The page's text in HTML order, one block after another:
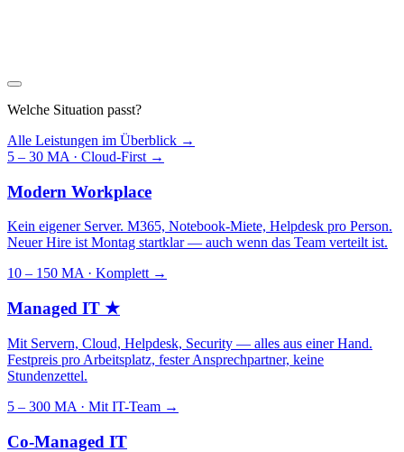
Welche Situation passt?
Alle Leistungen im Überblick →
5 – 30 MA · Cloud-First →
Modern Workplace
Kein eigener Server. M365, Notebook-Miete, Helpdesk pro Person.
Neuer Hire ist Montag startklar — auch wenn das Team verteilt ist.
10 – 150 MA · Komplett →
Managed IT ★
Mit Servern, Cloud, Helpdesk, Security — alles aus einer Hand.
Festpreis pro Arbeitsplatz, fester Ansprechpartner, keine
Stundenzettel.
5 – 300 MA · Mit IT-Team →
Co-Managed IT